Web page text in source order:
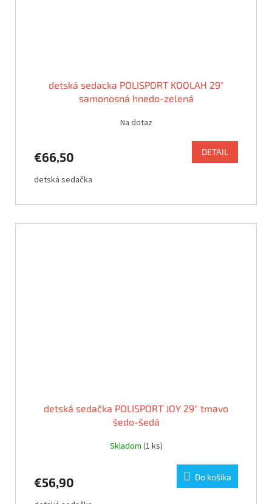
detská sedacka POLISPORT KOOLAH 29"
samonosná hnedo-zelená
Na dotaz
€66,50 DETAIL
detská sedačka
detská sedačka POLISPORT JOY 29" tmavo
šedo-šedá
Skladom (1 ks)
€56,90 Do košíka